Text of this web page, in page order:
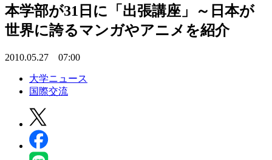
本学部が31日に「出張講座」～日本が
世界に誇るマンガやアニメを紹介
2010.05.27 07:00
大学ニュース
国際交流